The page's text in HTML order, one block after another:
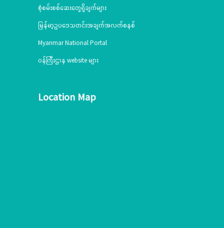
စုံစမ်းစစ်ဆေးတွေ့ရှိချက်များ
မြန်မာ့ဥပဒေသတင်းအချက်အလက်စနစ်
Myanmar National Portal
ဝန်ကြီးဌာန website များ
Location Map